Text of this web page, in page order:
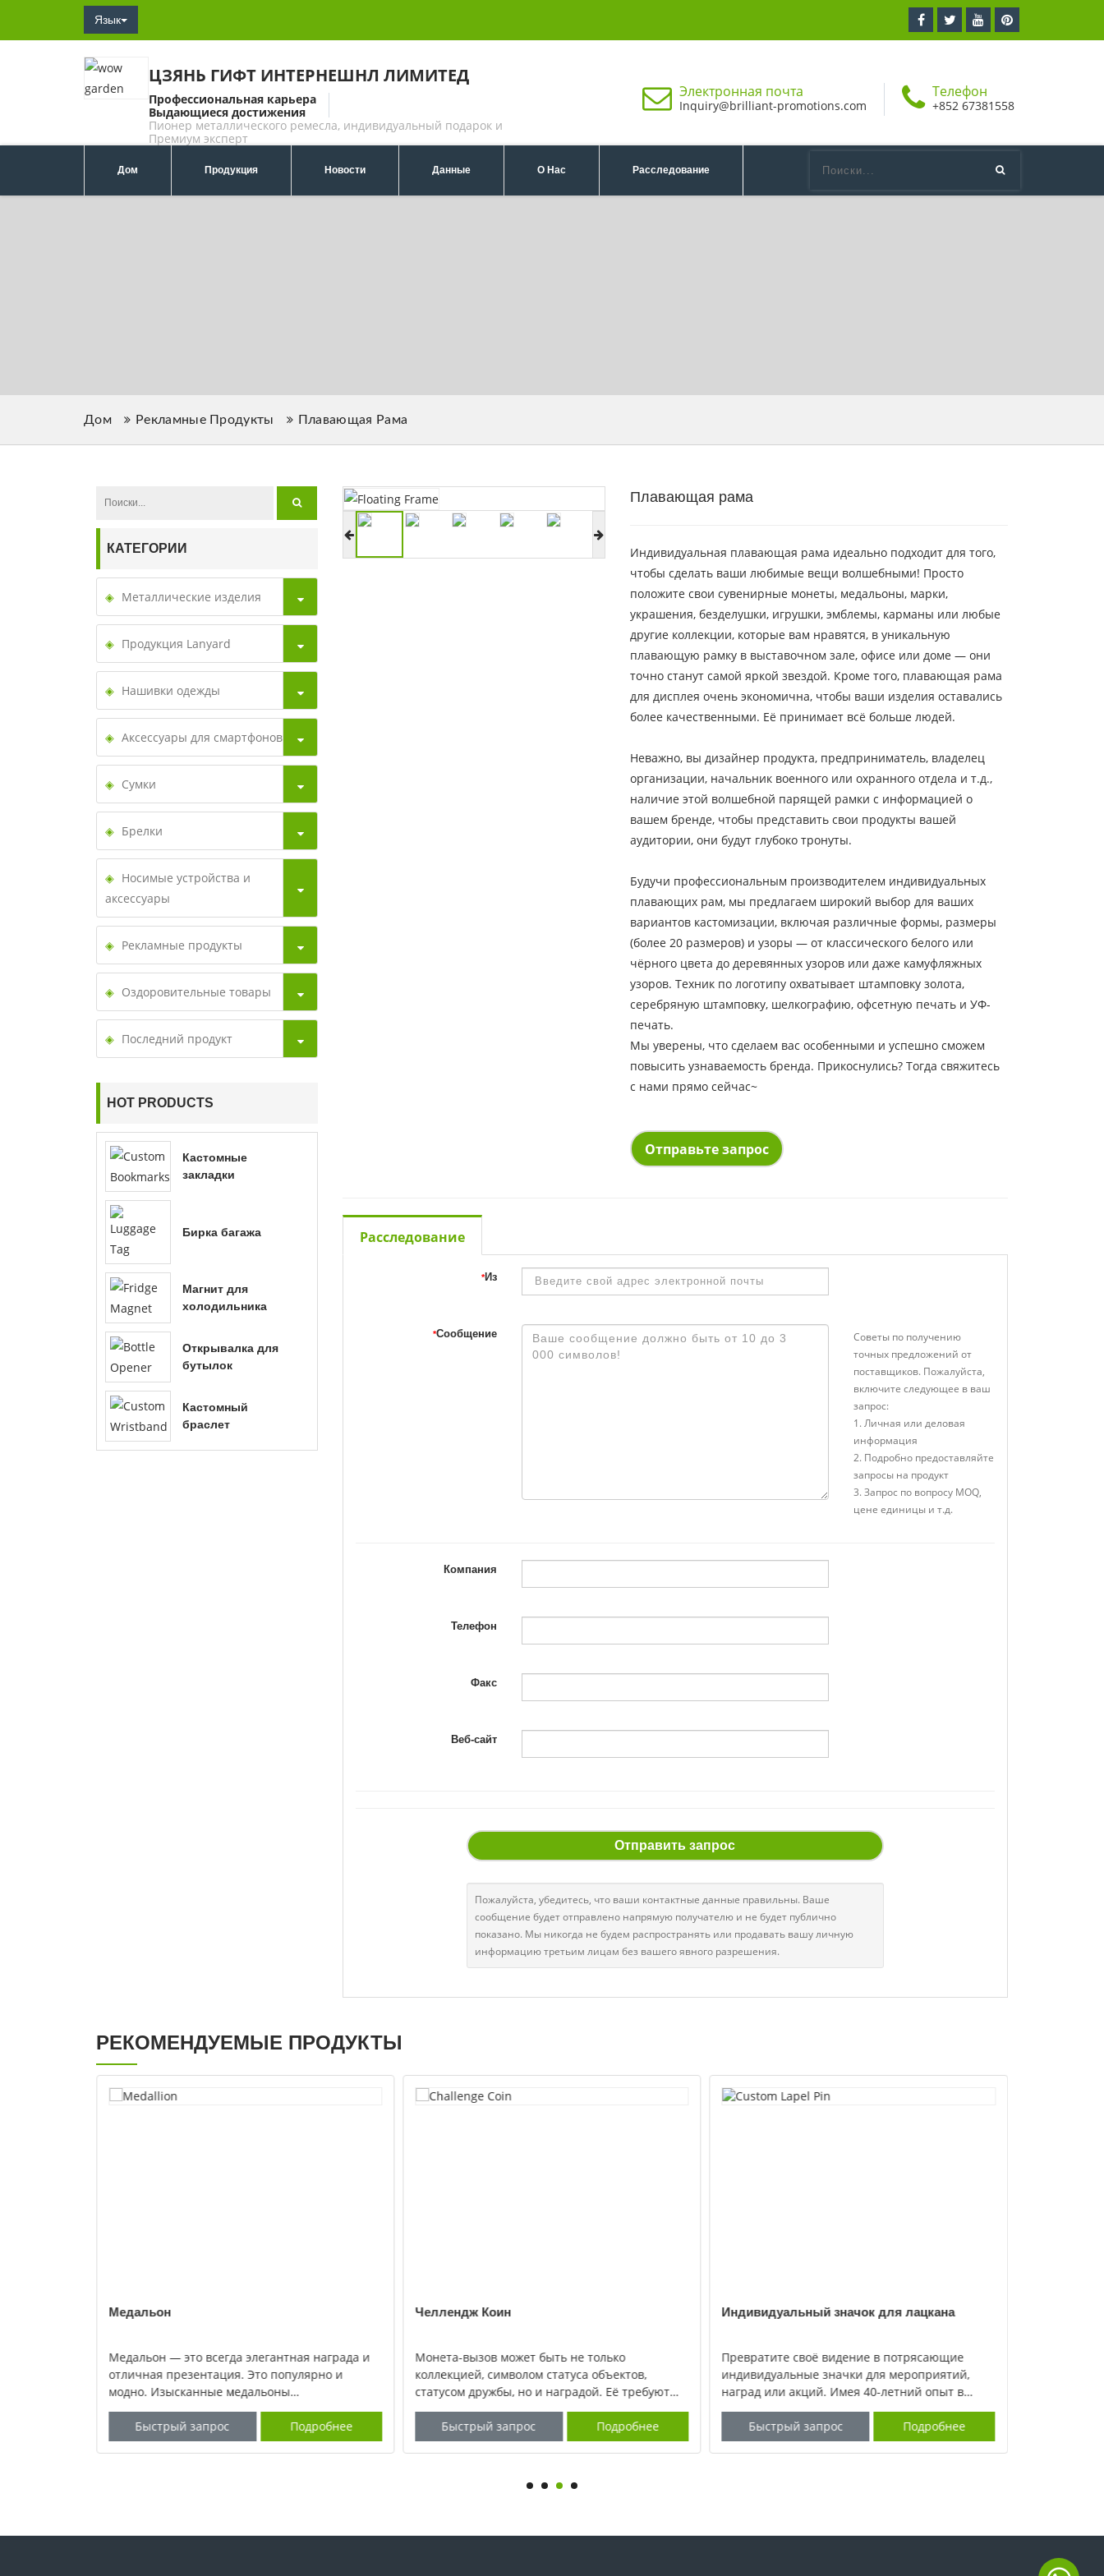
Язык
ЦЗЯНЬ ГИФТ ИНТЕРНЕШНЛ ЛИМИТЕД
Профессиональная карьера
Выдающиеся достижения
Пионер металлического ремесла, индивидуальный подарок и
Премиум эксперт
Электронная почта
Inquiry@brilliant-promotions.com
Телефон
+852 67381558
Дом Продукция Новости Данные О Нас Расследование
Дом Рекламные Продукты Плавающая Рама
Плавающая рама
Индивидуальная плавающая рама идеально подходит для того,
чтобы сделать ваши любимые вещи волшебными! Просто
положите свои сувенирные монеты, медальоны, марки,
украшения, безделушки, игрушки, эмблемы, карманы или любые
другие коллекции, которые вам нравятся, в уникальную
плавающую рамку в выставочном зале, офисе или доме — они
точно станут самой яркой звездой. Кроме того, плавающая рама
для дисплея очень экономична, чтобы ваши изделия оставались
более качественными. Её принимает всё больше людей.
Неважно, вы дизайнер продукта, предприниматель, владелец
организации, начальник военного или охранного отдела и т.д.,
наличие этой волшебной парящей рамки с информацией о
вашем бренде, чтобы представить свои продукты вашей
аудитории, они будут глубоко тронуты.
Будучи профессиональным производителем индивидуальных
плавающих рам, мы предлагаем широкий выбор для ваших
вариантов кастомизации, включая различные формы, размеры
(более 20 размеров) и узоры — от классического белого или
чёрного цвета до деревянных узоров или даже камуфляжных
узоров. Техник по логотипу охватывает штамповку золота,
серебряную штамповку, шелкографию, офсетную печать и УФ-
печать.
Мы уверены, что сделаем вас особенными и успешно сможем
повысить узнаваемость бренда. Прикоснулись? Тогда свяжитесь
с нами прямо сейчас~
Отправьте запрос
Расследование
*Из
*Сообщение
Советы по получению
точных предложений от
поставщиков. Пожалуйста,
включите следующее в ваш
запрос:
1. Личная или деловая
информация
2. Подробно предоставляйте
запросы на продукт
3. Запрос по вопросу MOQ,
цене единицы и т.д.
Компания
Телефон
Факс
Веб-сайт
Отправить запрос
Пожалуйста, убедитесь, что ваши контактные данные правильны. Ваше
сообщение будет отправлено напрямую получателю и не будет публично
показано. Мы никогда не будем распространять или продавать вашу личную
информацию третьим лицам без вашего явного разрешения.
КАТЕГОРИИ
Металлические изделия
Продукция Lanyard
Нашивки одежды
Аксессуары для смартфонов
Сумки
Брелки
Носимые устройства и
аксессуары
Рекламные продукты
Оздоровительные товары
Последний продукт
HOT PRODUCTS
Кастомные
закладки
Бирка багажа
Магнит для
холодильника
Открывалка для
бутылок
Кастомный
браслет
РЕКОМЕНДУЕМЫЕ ПРОДУКТЫ
Медальон
Медальон — это всегда элегантная награда и
отличная презентация. Это популярно и
модно. Изысканные медальоны
символизируют душу спорта, гонок, событий и
так далее, а индивидуальные медальоны
отражают уровень ра.
Быстрый запрос Подробнее
Челлендж Коин
Монета-вызов может быть не только
коллекцией, символом статуса объектов,
статусом дружбы, но и наградой. Её требуют
военные, социальные группы, корпорации и
школы. Высокое качество — это m
Быстрый запрос Подробнее
Индивидуальный значок для лацкана
Превратите своё видение в потрясающие
индивидуальные значки для мероприятий,
наград или акций. Имея 40-летний опыт в
создании индивидуальных военных значков,
наградных значков, фирменных значков и
юбилейных значков, мы создаём
Быстрый запрос Подробнее